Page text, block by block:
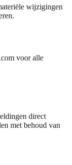
wijzigingen
voor alle
direct
met behoud van